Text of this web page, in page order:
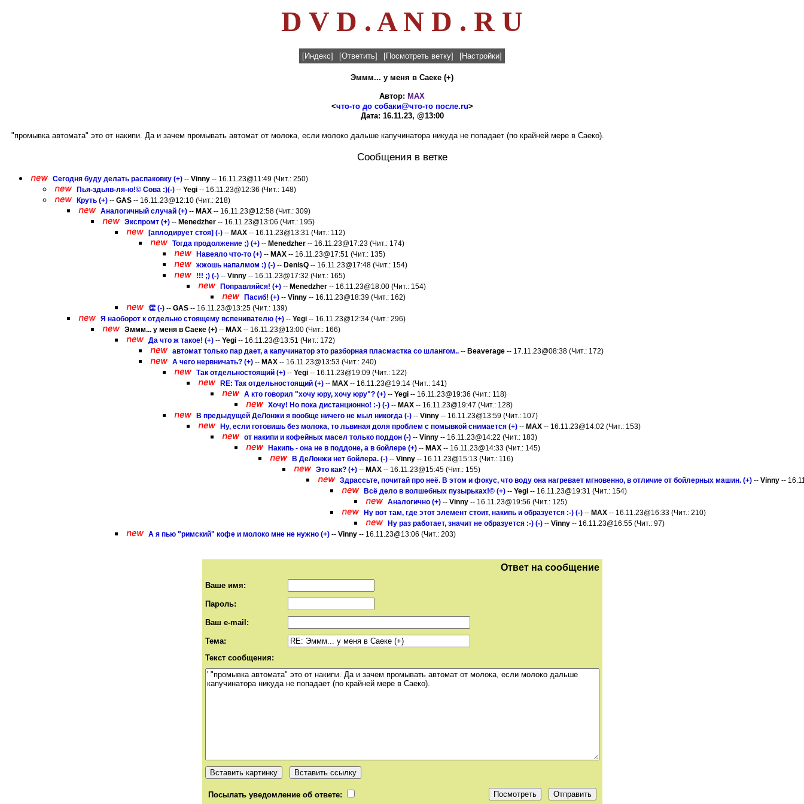
D V D . A N D . R U
[Индекс] [Ответить] [Посмотреть ветку] [Настройки]
Эммм... у меня в Саеке (+)
Автор: MAX
<что-то до собаки@что-то после.ru>
Дата: 16.11.23, @13:00
"промывка автомата" это от накипи. Да и зачем промывать автомат от молока, если молоко дальше капучинатора никуда не попадает (по крайней мере в Саеко).
Сообщения в ветке
Сегодня буду делать распаковку (+) -- Vinny -- 16.11.23@11:49 (Чит.: 250)
Пья-здьяв-ля-ю!© Сова :)(-) -- Yegi -- 16.11.23@12:36 (Чит.: 148)
Круть (+) -- GAS -- 16.11.23@12:10 (Чит.: 218)
Аналогичный случай (+) -- MAX -- 16.11.23@12:58 (Чит.: 309)
Экспромт (+) -- Menedzher -- 16.11.23@13:06 (Чит.: 195)
[аплодирует стоя] (-) -- MAX -- 16.11.23@13:31 (Чит.: 112)
Тогда продолжение ;) (+) -- Menedzher -- 16.11.23@17:23 (Чит.: 174)
Навеяло что-то (+) -- MAX -- 16.11.23@17:51 (Чит.: 135)
жжошь напалмом :) (-) -- DenisQ -- 16.11.23@17:48 (Чит.: 154)
!!! ;) (-) -- Vinny -- 16.11.23@17:32 (Чит.: 165)
Поправляйся! (+) -- Menedzher -- 16.11.23@18:00 (Чит.: 154)
Пасиб! (+) -- Vinny -- 16.11.23@18:39 (Чит.: 162)
👏 (-) -- GAS -- 16.11.23@13:25 (Чит.: 139)
Я наоборот к отдельно стоящему вспенивателю (+) -- Yegi -- 16.11.23@12:34 (Чит.: 296)
Эммм... у меня в Саеке (+) -- MAX -- 16.11.23@13:00 (Чит.: 166)
Да что ж такое! (+) -- Yegi -- 16.11.23@13:51 (Чит.: 172)
автомат только пар дает, а капучинатор это разборная пласмастка со шлангом.. -- Beaverage -- 17.11.23@08:38 (Чит.: 172)
А чего нервничать? (+) -- MAX -- 16.11.23@13:53 (Чит.: 240)
Так отдельностоящий (+) -- Yegi -- 16.11.23@19:09 (Чит.: 122)
RE: Так отдельностоящий (+) -- MAX -- 16.11.23@19:14 (Чит.: 141)
А кто говорил "хочу юру, хочу юру"? (+) -- Yegi -- 16.11.23@19:36 (Чит.: 118)
Хочу! Но пока дистанционно! :-) (-) -- MAX -- 16.11.23@19:47 (Чит.: 128)
В предыдущей ДеЛонжи я вообще ничего не мыл никогда (-) -- Vinny -- 16.11.23@13:59 (Чит.: 107)
Ну, если готовишь без молока, то львиная доля проблем с помывкой снимается (+) -- MAX -- 16.11.23@14:02 (Чит.: 153)
от накипи и кофейных масел только поддон (-) -- Vinny -- 16.11.23@14:22 (Чит.: 183)
Накипь - она не в поддоне, а в бойлере (+) -- MAX -- 16.11.23@14:33 (Чит.: 145)
В ДеЛонжи нет бойлера. (-) -- Vinny -- 16.11.23@15:13 (Чит.: 116)
Это как? (+) -- MAX -- 16.11.23@15:45 (Чит.: 155)
Здрассьте, почитай про неё. В этом и фокус, что воду она нагревает мгновенно, в отличие от бойлерных машин. (+) -- Vinny --
Всё дело в волшебных пузырьках!© (+) -- Yegi -- 16.11.23@19:31 (Чит.: 154)
Аналогично (+) -- Vinny -- 16.11.23@19:56 (Чит.: 125)
Ну вот там, где этот элемент стоит, накипь и образуется :-) (-) -- MAX -- 16.11.23@16:33 (Чит.: 210)
Ну раз работает, значит не образуется :-) (-) -- Vinny -- 16.11.23@16:55 (Чит.: 97)
А я пью "римский" кофе и молоко мне не нужно (+) -- Vinny -- 16.11.23@13:06 (Чит.: 203)
Ответ на сообщение
Ваше имя:
Пароль:
Ваш e-mail:
Тема:
Текст сообщения:
Посылать уведомление об ответе: